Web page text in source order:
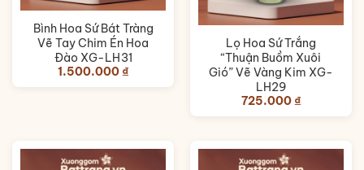
Bình Hoa Sứ Bát Tràng
Vẽ Tay Chim Én Hoa
Đào XG-LH31
1.500.000₫
Lọ Hoa Sứ Trắng
“Thuận Buồm Xuôi
Gió” Vẽ Vàng Kim XG-
LH29
725.000₫